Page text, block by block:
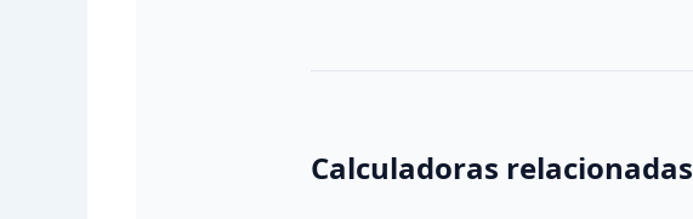
Calculadoras relacionadas